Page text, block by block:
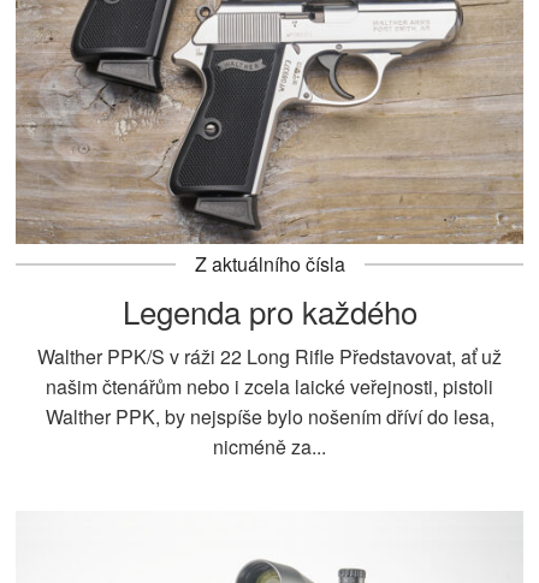
Z aktuálního čísla
Legenda pro každého
Walther PPK/S v ráži 22 Long Rifle Představovat, ať už
našim čtenářům nebo i zcela laické veřejnosti, pistoli
Walther PPK, by nejspíše bylo nošením dříví do lesa,
nicméně za...